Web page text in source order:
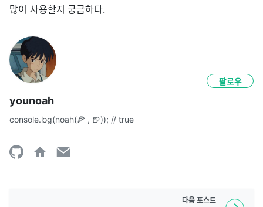
많이 사용할지 궁금하다.
younoah
console.log(noah(🍕 , 🍺)); // true
팔로우
다음 포스트